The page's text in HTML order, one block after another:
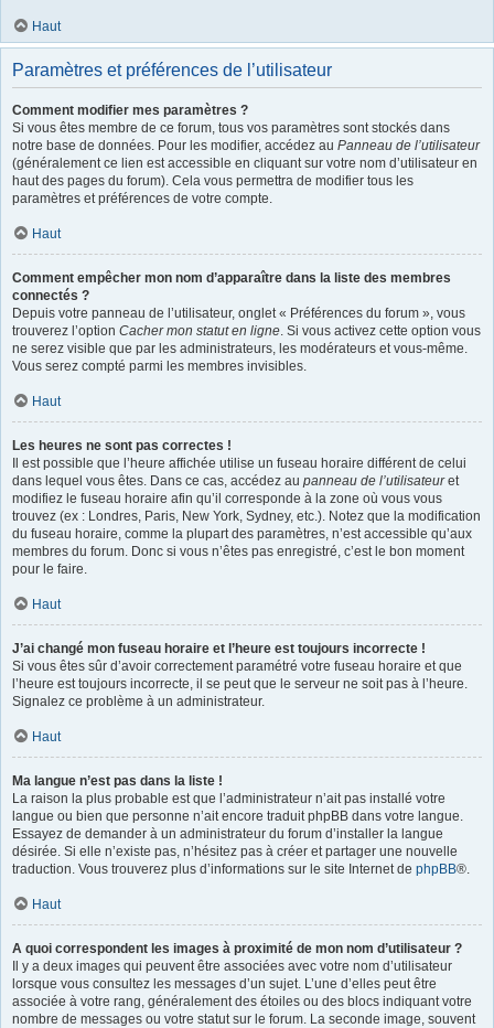
Haut
Paramètres et préférences de l’utilisateur
Comment modifier mes paramètres ?
Si vous êtes membre de ce forum, tous vos paramètres sont stockés dans
notre base de données. Pour les modifier, accédez au Panneau de l’utilisateur
(généralement ce lien est accessible en cliquant sur votre nom d’utilisateur en
haut des pages du forum). Cela vous permettra de modifier tous les
paramètres et préférences de votre compte.
Haut
Comment empêcher mon nom d’apparaître dans la liste des membres
connectés ?
Depuis votre panneau de l’utilisateur, onglet « Préférences du forum », vous
trouverez l’option Cacher mon statut en ligne. Si vous activez cette option vous
ne serez visible que par les administrateurs, les modérateurs et vous-même.
Vous serez compté parmi les membres invisibles.
Haut
Les heures ne sont pas correctes !
Il est possible que l’heure affichée utilise un fuseau horaire différent de celui
dans lequel vous êtes. Dans ce cas, accédez au panneau de l’utilisateuret
modifiez le fuseau horaire afin qu’il corresponde à la zone où vous vous
trouvez (ex : Londres, Paris, New York, Sydney, etc.). Notez que la modification
du fuseau horaire, comme la plupart des paramètres, n’est accessible qu’aux
membres du forum. Donc si vous n’êtes pas enregistré, c’est le bon moment
pour le faire.
Haut
J’ai changé mon fuseau horaire et l’heure est toujours incorrecte !
Si vous êtes sûr d’avoir correctement paramétré votre fuseau horaire et que
l’heure est toujours incorrecte, il se peut que le serveur ne soit pas à l’heure.
Signalez ce problème à un administrateur.
Haut
Ma langue n’est pas dans la liste !
La raison la plus probable est que l’administrateur n’ait pas installé votre
langue ou bien que personne n’ait encore traduit phpBB dans votre langue.
Essayez de demander à un administrateur du forum d’installer la langue
désirée. Si elle n’existe pas, n’hésitez pas à créer et partager une nouvelle
traduction. Vous trouverez plus d’informations sur le site Internet de phpBB®.
Haut
A quoi correspondent les images à proximité de mon nom d’utilisateur ?
Il y a deux images qui peuvent être associées avec votre nom d’utilisateur
lorsque vous consultez les messages d’un sujet. L’une d’elles peut être
associée à votre rang, généralement des étoiles ou des blocs indiquant votre
nombre de messages ou votre statut sur le forum. La seconde image, souvent